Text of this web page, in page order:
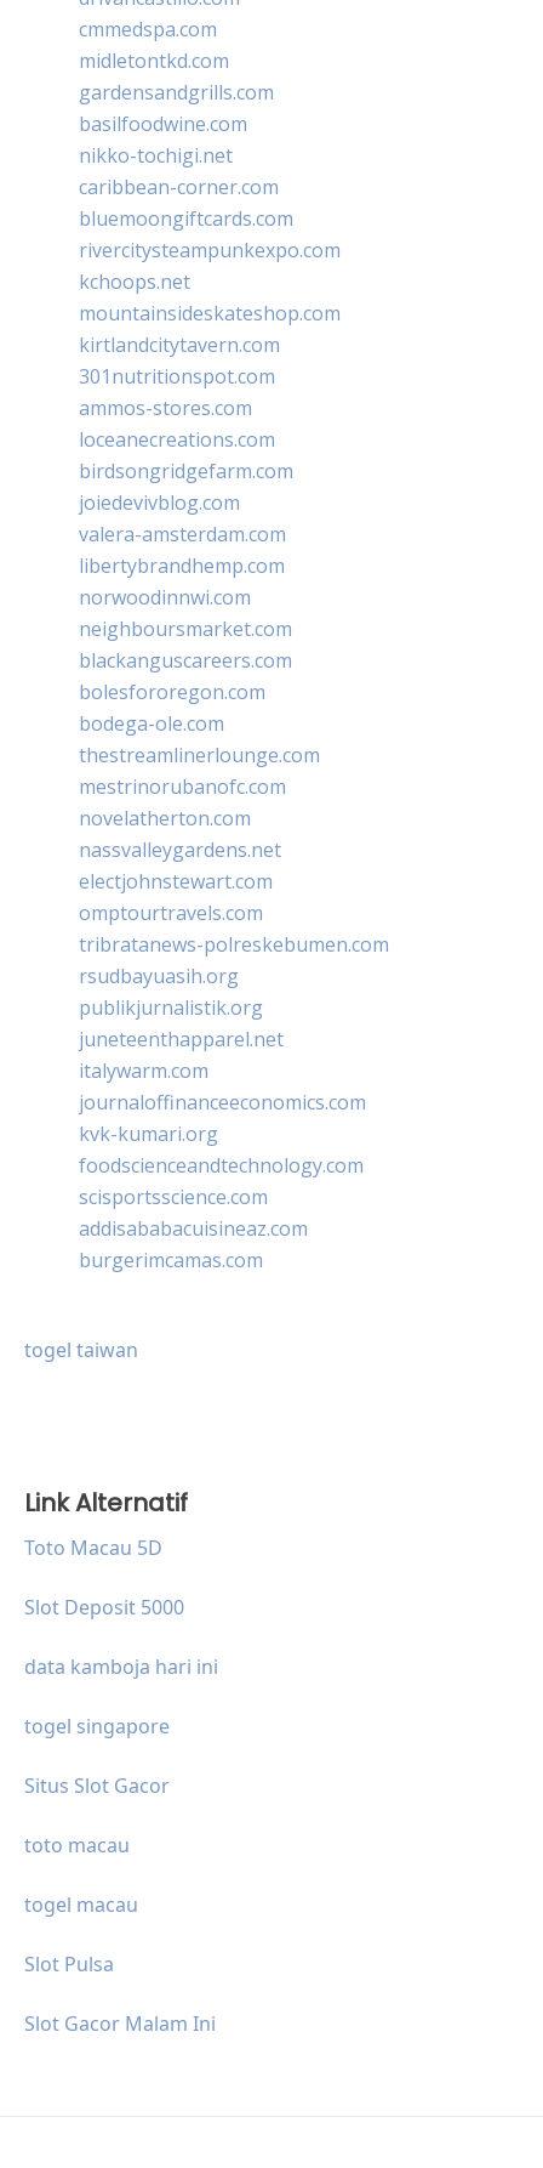
cmmedspa.com
midletontkd.com
gardensandgrills.com
basilfoodwine.com
nikko-tochigi.net
caribbean-corner.com
bluemoongiftcards.com
rivercitysteampunkexpo.com
kchoops.net
mountainsideskateshop.com
kirtlandcitytavern.com
301nutritionspot.com
ammos-stores.com
loceanecreations.com
birdsongridgefarm.com
joiedevivblog.com
valera-amsterdam.com
libertybrandhemp.com
norwoodinnwi.com
neighboursmarket.com
blackanguscareers.com
bolesfororegon.com
bodega-ole.com
thestreamlinerlounge.com
mestrinorubanofc.com
novelatherton.com
nassvalleygardens.net
electjohnstewart.com
omptourtravels.com
tribratanews-polreskebumen.com
rsudbayuasih.org
publikjurnalistik.org
juneteenthapparel.net
italywarm.com
journaloffinanceeconomics.com
kvk-kumari.org
foodscienceandtechnology.com
scisportsscience.com
addisababacuisineaz.com
burgerimcamas.com
togel taiwan
Link Alternatif
Toto Macau 5D
Slot Deposit 5000
data kamboja hari ini
togel singapore
Situs Slot Gacor
toto macau
togel macau
Slot Pulsa
Slot Gacor Malam Ini